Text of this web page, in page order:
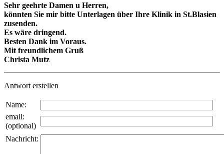
Sehr geehrte Damen u Herren,
könnten Sie mir bitte Unterlagen über Ihre Klinik in St.Blasien
zusenden.
Es wäre dringend.
Besten Dank im Voraus.
Mit freundlichem Gruß
Christa Mutz
Antwort erstellen
Name:
email:
(optional)
Nachricht: